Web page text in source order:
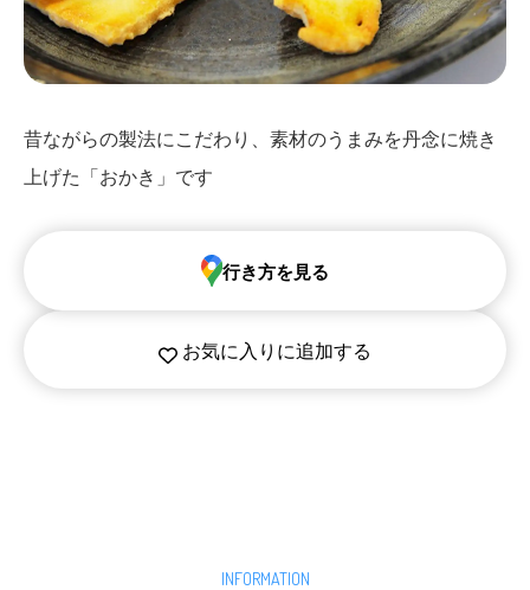
昔ながらの製法にこだわり、素材のうまみを丹念に焼き
上げた「おかき」です
お気に入りに追加する
行き方を見る